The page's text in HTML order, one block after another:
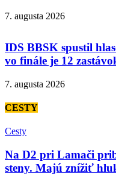
7. augusta 2026
IDS BBSK spustil
vo finále je 12
7. augusta 2026
CESTY
Cesty
Na D2 pri Lamači
steny. Majú znížiť